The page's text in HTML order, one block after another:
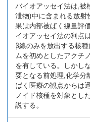
バイオアッセイ法は,被
泄物)中に含まれる放
果は内部被ばく線量評
イオアッセイ法の利点
β線のみを放出する核
ムを初めとしたアクチ
を有している。しかし
要となる前処理,化学分
ばく医療の観点からは
ノイド核種を対象とし
説する。